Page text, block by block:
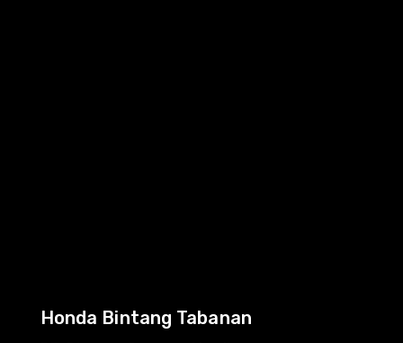
Honda Bintang Tabanan